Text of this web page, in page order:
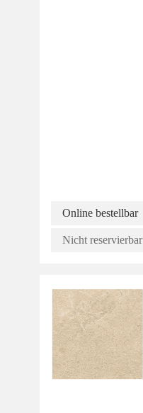
Online bestellbar
Nicht reservierbar